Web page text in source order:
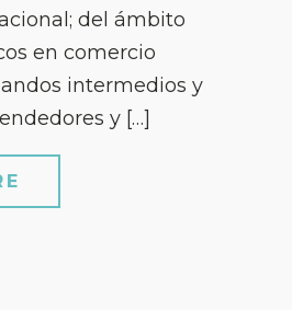
del ámbito
en comercio
intermedios y
y […]